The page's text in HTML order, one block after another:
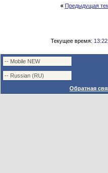
« Предыдущая
Текущее время:
Обратная